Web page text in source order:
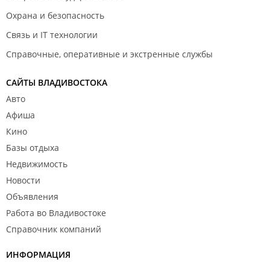
Охрана и безопасность
Связь и IT технологии
Справочные, оперативные и экстренные службы
САЙТЫ ВЛАДИВОСТОКА
Авто
Афиша
Кино
Базы отдыха
Недвижимость
Новости
Объявления
Работа во Владивостоке
Справочник компаний
ИНФОРМАЦИЯ